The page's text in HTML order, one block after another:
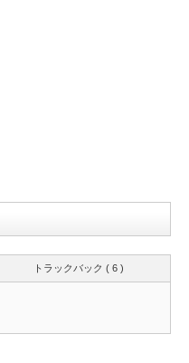
トラックバック ( 6 )